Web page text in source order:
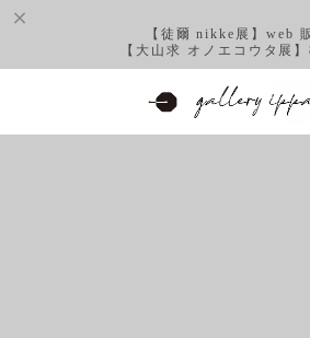
【徒爾 nikke展】web
【大山求 オノエコウタ展